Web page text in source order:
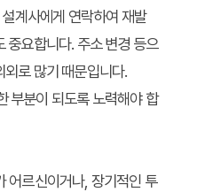
계사에게 연락하여 재발
중요합니다. 주소 변경 등으
로 많기 때문입니다.
부분이 되도록 노력해야 합
어르신이거나, 장기적인 투